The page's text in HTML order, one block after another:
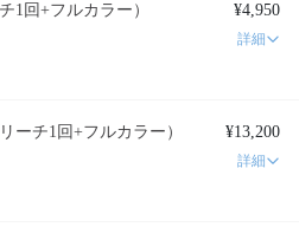
1回+フルカラー） ¥4,950
詳細
ーチ1回+フルカラー） ¥13,200
詳細